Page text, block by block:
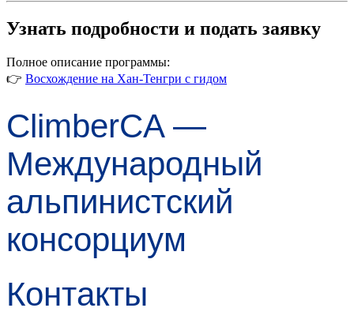
Узнать подробности и подать заявку
Полное описание программы:
👉 Восхождение на Хан-Тенгри с гидом
ClimberCA —
Международный
альпинистский
консорциум
Контакты